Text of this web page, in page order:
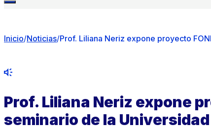
Inicio/Noticias/Prof. Liliana Neriz expone proyecto
Prof. Liliana Neriz expone
seminario de la